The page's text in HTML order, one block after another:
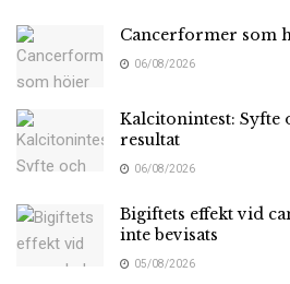
Cancerformer som
06/08/2026
Kalcitonintest: Syfte
resultat
06/08/2026
Bigiftets effekt vid
inte bevisats
05/08/2026